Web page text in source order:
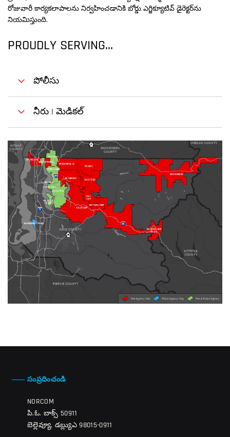
రోజువారీ కార్యకలాపాలను నిర్వహించడానికి బోర్డు ఎగ్జిక్యూటివ్ డైరెక్టర్‌ను
నియమిస్తుంది.
PROUDLY SERVING...
పోలీసు
నీరు | మెడికల్
సంప్రదించండి
NORCOM
పి.ఓ. బాక్స్ 50911
బెల్లెవ్యూ, డబ్ల్యుఎ 98015-0911